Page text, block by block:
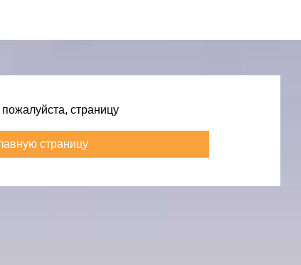
страницу
страницу